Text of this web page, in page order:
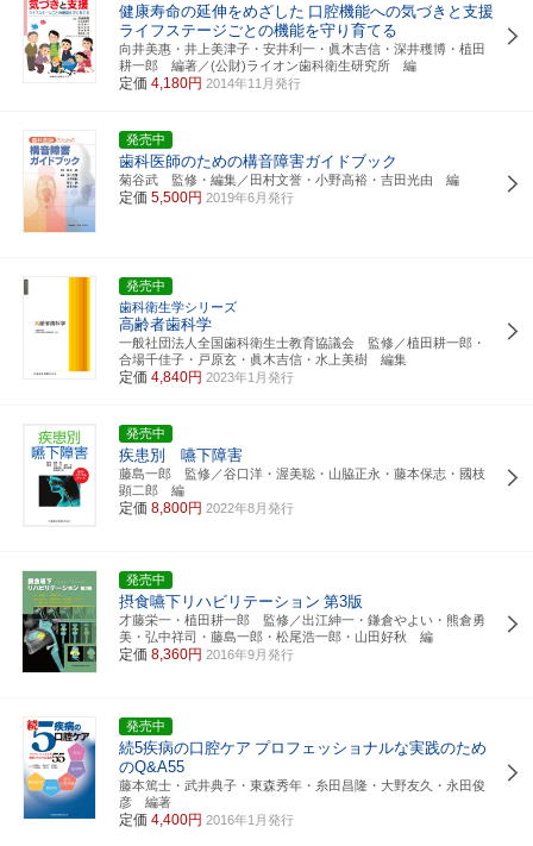
健康寿命の延伸をめざした 口腔機能への気づきと支援
ライフステージごとの機能を守り育てる
向井美惠・井上美津子・安井利一・眞木吉信・深井穫博・植田
耕一郎 編著／(公財)ライオン歯科衛生研究所 編
定価 4,180円 2014年11月発行
発売中
歯科医師のための構音障害ガイドブック
菊谷武 監修・編集／田村文誉・小野高裕・吉田光由 編
定価 5,500円 2019年6月発行
発売中
歯科衛生学シリーズ
高齢者歯科学
一般社団法人全国歯科衛生士教育協議会 監修／植田耕一郎・
合場千佳子・戸原玄・眞木吉信・水上美樹 編集
定価 4,840円 2023年1月発行
発売中
疾患別 嚥下障害
藤島一郎 監修／谷口洋・渥美聡・山脇正永・藤本保志・國枝
顕二郎 編
定価 8,800円 2022年8月発行
発売中
摂食嚥下リハビリテーション 第3版
才藤栄一・植田耕一郎 監修／出江紳一・鎌倉やよい・熊倉勇
美・弘中祥司・藤島一郎・松尾浩一郎・山田好秋 編
定価 8,360円 2016年9月発行
発売中
続5疾病の口腔ケア プロフェッショナルな実践のため
のQ&A55
藤本篤士・武井典子・東森秀年・糸田昌隆・大野友久・永田俊
彦 編著
定価 4,400円 2016年1月発行